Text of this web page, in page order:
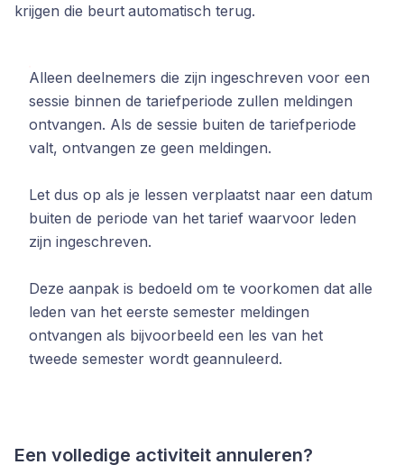
krijgen die beurt automatisch terug.
Alleen deelnemers die zijn ingeschreven voor een
sessie binnen de tariefperiode zullen meldingen
ontvangen. Als de sessie buiten de tariefperiode
valt, ontvangen ze geen meldingen.
Let dus op als je lessen verplaatst naar een datum
buiten de periode van het tarief waarvoor leden
zijn ingeschreven.
Deze aanpak is bedoeld om te voorkomen dat alle
leden van het eerste semester meldingen
ontvangen als bijvoorbeeld een les van het
tweede semester wordt geannuleerd.
Een volledige activiteit annuleren?